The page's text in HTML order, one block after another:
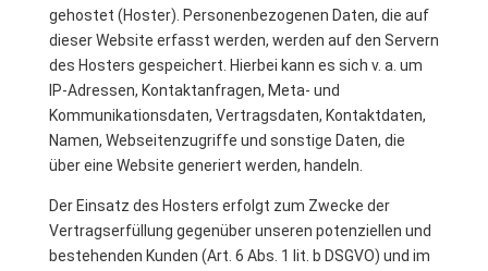
gehostet (Hoster). Personenbezogenen Daten, die auf
dieser Website erfasst werden, werden auf den Servern
des Hosters gespeichert. Hierbei kann es sich v. a. um
IP-Adressen, Kontaktanfragen, Meta- und
Kommunikationsdaten, Vertragsdaten, Kontaktdaten,
Namen, Webseitenzugriffe und sonstige Daten, die
über eine Website generiert werden, handeln.
Der Einsatz des Hosters erfolgt zum Zwecke der
Vertragserfüllung gegenüber unseren potenziellen und
bestehenden Kunden (Art. 6 Abs. 1 lit. b DSGVO) und im